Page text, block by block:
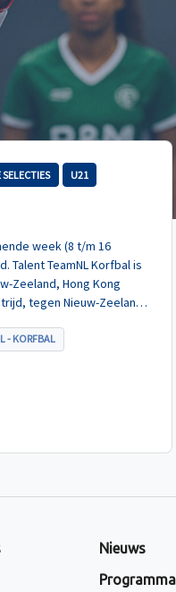
U21
week (8 t/m 16
Talent TeamNL Korfbal is
Zeeland, Hong Kong
tegen Nieuw-Zeeland
- KORFBAL
Nieuws
Programma